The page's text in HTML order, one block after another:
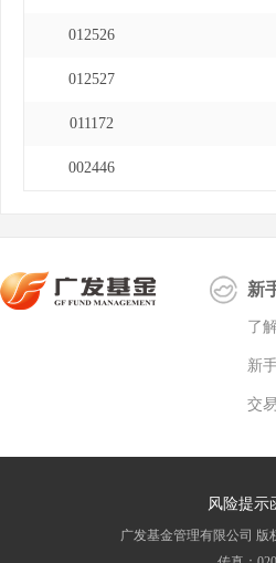
012526
012527
011172
002446
新
了
新
交
风险提示
广发基金管理有限公司 版